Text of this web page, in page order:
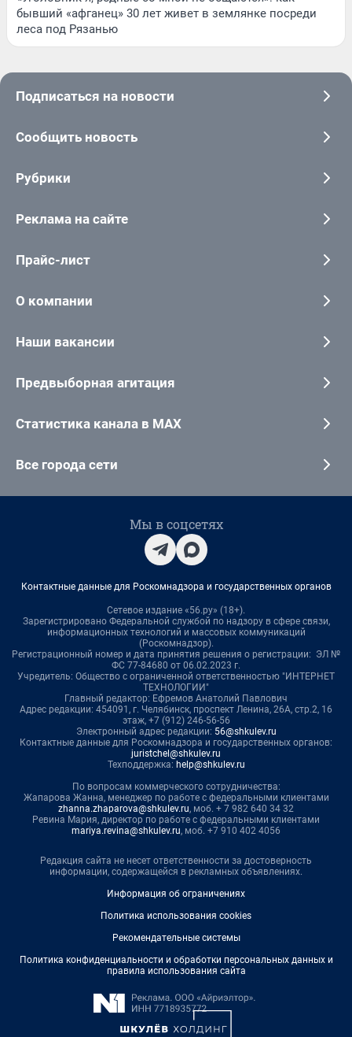
бывший «афганец» 30 лет живет в землянке посреди
леса под Рязанью
Подписаться на новости
Сообщить новость
Рубрики
Реклама на сайте
Прайс-лист
О компании
Наши вакансии
Предвыборная агитация
Статистика канала в MAX
Все города сети
Мы в соцсетях
Контактные данные для Роскомнадзора и государственных органов
Сетевое издание «56.ру» (18+).
Зарегистрировано Федеральной службой по надзору в сфере связи,
информационных технологий и массовых коммуникаций
(Роскомнадзор).
Регистрационный номер и дата принятия решения о регистрации: ЭЛ №
ФС 77-84680 от 06.02.2023 г.
Учредитель: Общество с ограниченной ответственностью "ИНТЕРНЕТ
ТЕХНОЛОГИИ"
Главный редактор: Ефремов Анатолий Павлович
Адрес редакции: 454091, г. Челябинск, проспект Ленина, 26А, стр.2, 16
этаж, +7 (912) 246-56-56
Электронный адрес редакции: 56@shkulev.ru
Контактные данные для Роскомнадзора и государственных органов:
juristchel@shkulev.ru
Техподдержка: help@shkulev.ru
По вопросам коммерческого сотрудничества:
Жапарова Жанна, менеджер по работе с федеральными клиентами
zhanna.zhaparova@shkulev.ru, моб. + 7 982 640 34 32
Ревина Мария, директор по работе с федеральными клиентами
mariya.revina@shkulev.ru, моб. +7 910 402 4056
Редакция сайта не несет ответственности за достоверность
информации, содержащейся в рекламных объявлениях.
Информация об ограничениях
Политика использования cookies
Рекомендательные системы
Политика конфиденциальности и обработки персональных данных и
правила использования сайта